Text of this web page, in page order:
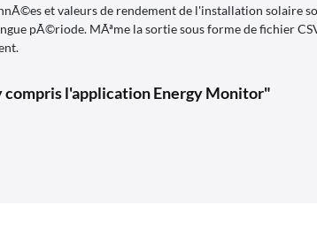
et valeurs de rendement de l'installation solaire
pÃ©riode. MÃªme la sortie sous forme de fichier
compris l'application Energy Monitor"